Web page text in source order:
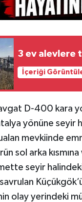
3 ev alevlere
İçeriği
D-400 kara
yönüne seyir
mevkiinde
sol arka
seyir
olay yerindeki